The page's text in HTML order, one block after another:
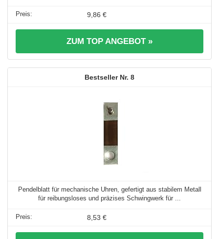
9,86 €
ZUM TOP ANGEBOT »
8
Pendelblatt für mechanische Uhren, gefertigt aus stabilem Metall
für reibungsloses und präzises Schwingwerk für ...
8,53 €